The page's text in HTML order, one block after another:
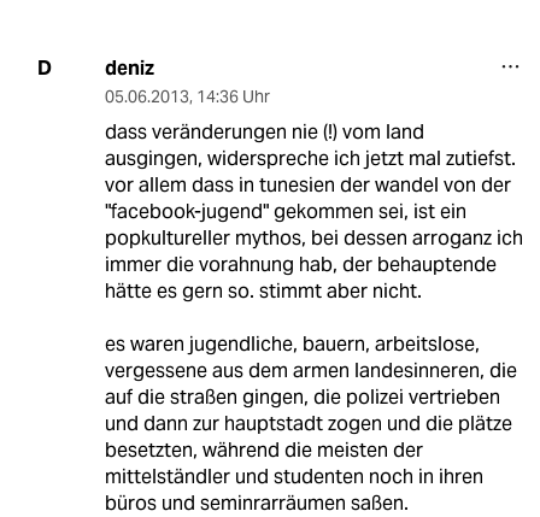
D deniz
05.06.2013, 14:36 Uhr
dass veränderungen nie (!) vom land
ausgingen, widerspreche ich jetzt mal zutiefst.
vor allem dass in tunesien der wandel von der
"facebook-jugend" gekommen sei, ist ein
popkultureller mythos, bei dessen arroganz ich
immer die vorahnung hab, der behauptende
hätte es gern so. stimmt aber nicht.
es waren jugendliche, bauern, arbeitslose,
vergessene aus dem armen landesinneren, die
auf die straßen gingen, die polizei vertrieben
und dann zur hauptstadt zogen und die plätze
besetzten, während die meisten der
mittelständler und studenten noch in ihren
büros und seminrarräumen saßen.